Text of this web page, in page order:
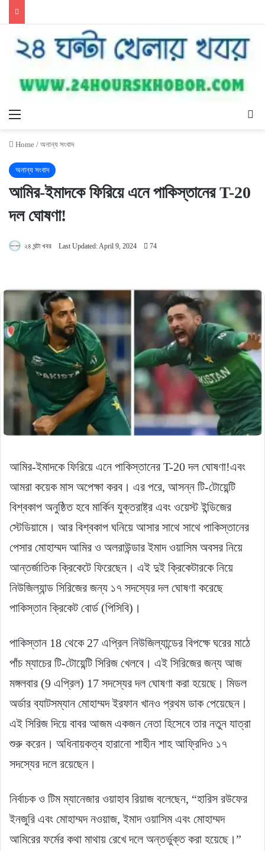
Menu
Home / অনান্য সংবাদ
অনান্য সংবাদ
আমির-ইমাদকে ফিরিয়ে এনে পাকিস্তানের T-20
দল ঘোষণা!
২৪ ঘন্টা খবর Last Updated: April 9, 2024 74
আমির-ইমাদকে ফিরিয়ে এনে পাকিস্তানের T-20 দল ঘোষণা!এবং
আমরা কয়েক মাস অপেক্ষা করব। এর পরে, আসন্ন টি-টোয়েন্টি
বিশ্বকাপ অনুষ্ঠিত হবে মার্কিন যুক্তরাষ্ট্র এবং ওয়েস্ট ইন্ডিজের
স্টেডিয়ামে। আর বিশ্বকাপ ঘনিয়ে আসার সাথে সাথে পাকিস্তানের
পেসার মোহাম্মদ আমির ও অলরাউন্ডার ইমাদ ওয়াসিম অবসর নিয়ে
আন্তর্জাতিক ক্রিকেটে ফিরেছেন। এই দুই ক্রিকেটারকে নিয়ে
নিউজিল্যান্ড সিরিজের জন্য ১৭ সদস্যের দল ঘোষণা করেছে
পাকিস্তান ক্রিকেট বোর্ড (পিসিবি)।
পাকিস্তান 18 থেকে 27 এপ্রিল নিউজিল্যান্ডের বিপক্ষে ঘরের মাঠে
পাঁচ ম্যাচের টি-টোয়েন্টি সিরিজ খেলবে। এই সিরিজের জন্য আজ
মঙ্গলবার (9 এপ্রিল) 17 সদস্যের দল ঘোষণা করা হয়েছে। মিডল
অর্ডার ব্যাটসম্যান মোহাম্মদ ইরফান খানও প্রথম ডাক পেয়েছেন।
এই সিরিজ দিয়ে বাবর আজম একজন নেতা হিসেবে তার নতুন যাত্রা
শুরু করেন। অধিনায়কত্ব হারানো শাহীন শাহ আফ্রিদিও ১৭
সদস্যের দলে রয়েছেন।
নির্বাচক ও টিম ম্যানেজার ওয়াহাব রিয়াজ বলেছেন, “হারিস রউফের
ইনজুরি এবং মোহাম্মদ নওয়াজ, ইমাদ ওয়াসিম এবং মোহাম্মদ
আমিরের ফর্মের কথা মাথায় রেখে দলে অন্তর্ভুক্ত করা হয়েছে।”